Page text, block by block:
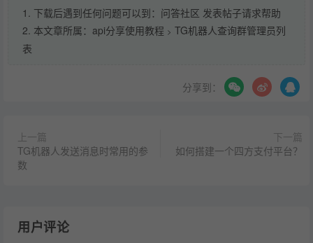
1. 下载后遇到任何问题可以到：问答社区 发表帖子请求帮助
2. 本文章所属： api分享使用教程 > TG机器人查询群管理员列
表
分享到：
上一篇
TG机器人发送消息时常用的参
数
下一篇
如何搭建一个四方支付平台？
用户评论